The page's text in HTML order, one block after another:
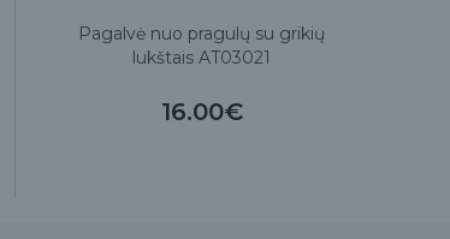
Pagalvė nuo pragulų su grikių
lukštais AT03021
16.00€